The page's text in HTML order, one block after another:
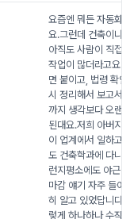
요즘엔 뭐든 자동화
요.그런데 건축이나
아직도 사람이 직접
작업이 많더라고요.
면 붙이고, 법령 확인
시 정리해서 보고서
까지 생각보다 오랜
된대요.저희 아버지
이 업계에서 일하고
도 건축학과에 다니
런지평소에도 야근
마감 얘기 자주 들어
히 알고 있었답니다
렇게 하나하나 수작